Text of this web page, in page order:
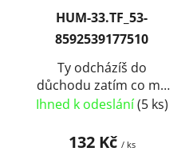
HUM-33.TF_53-
8592539177510
Ty odcházíš do
důchodu zatím co my
ostatní...
Ihned k odeslání(5 ks)
132 Kč / ks